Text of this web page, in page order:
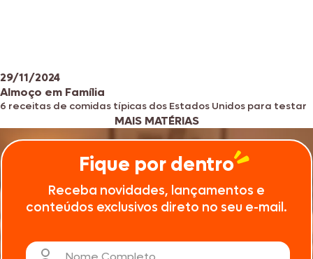
29/11/2024
Almoço em Família
6 receitas de comidas típicas dos Estados Unidos para testar
MAIS MATÉRIAS
Fique por dentro
Receba novidades, lançamentos e
conteúdos exclusivos direto no seu e-mail.